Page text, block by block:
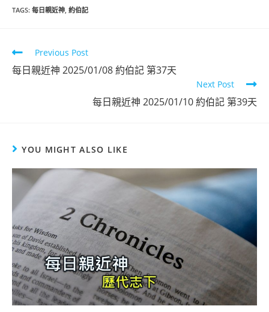
TAGS: 每日親近神 約伯記
Previous Post
每日親近神 2025/01/08 約伯記 第37天
Next Post
每日親近神 2025/01/10 約伯記 第39天
YOU MIGHT ALSO LIKE